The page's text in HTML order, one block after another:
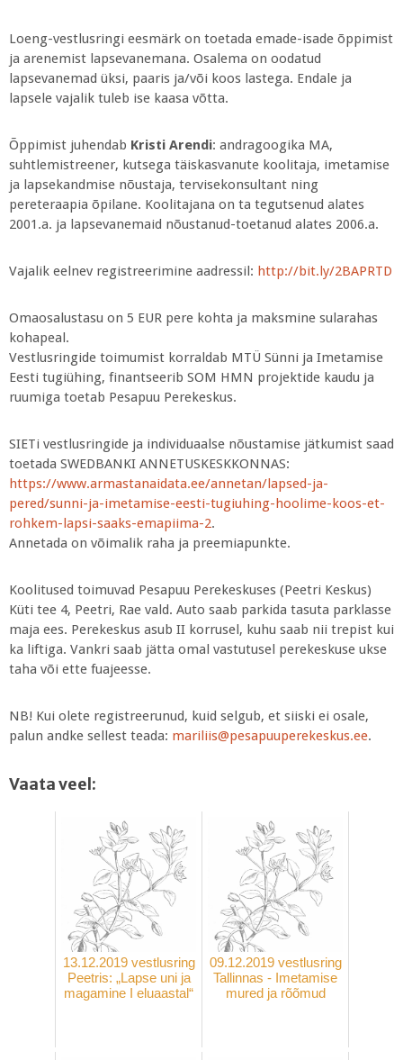
Loeng-vestlusringi eesmärk on toetada emade-isade õppimist
ja arenemist lapsevanemana. Osalema on oodatud
lapsevanemad üksi, paaris ja/või koos lastega. Endale ja
lapsele vajalik tuleb ise kaasa võtta.
Õppimist juhendab Kristi Arendi: andragoogika MA,
suhtlemistreener, kutsega täiskasvanute koolitaja, imetamise
ja lapsekandmise nõustaja, tervisekonsultant ning
pereteraapia õpilane. Koolitajana on ta tegutsenud alates
2001.a. ja lapsevanemaid nõustanud-toetanud alates 2006.a.
Vajalik eelnev registreerimine aadressil: http://bit.ly/2BAPRTD
Omaosalustasu on 5 EUR pere kohta ja maksmine sularahas
kohapeal.
Vestlusringide toimumist korraldab MTÜ Sünni ja Imetamise
Eesti tugiühing, finantseerib SOM HMN projektide kaudu ja
ruumiga toetab Pesapuu Perekeskus.
SIETi vestlusringide ja individuaalse nõustamise jätkumist saad
toetada SWEDBANKI ANNETUSKESKKONNAS:
https://www.armastanaidata.ee/annetan/lapsed-ja-
pered/sunni-ja-imetamise-eesti-tugiuhing-hoolime-koos-et-
rohkem-lapsi-saaks-emapiima-2.
Annetada on võimalik raha ja preemiapunkte.
Koolitused toimuvad Pesapuu Perekeskuses (Peetri Keskus)
Küti tee 4, Peetri, Rae vald. Auto saab parkida tasuta parklasse
maja ees. Perekeskus asub II korrusel, kuhu saab nii trepist kui
ka liftiga. Vankri saab jätta omal vastutusel perekeskuse ukse
taha või ette fuajeesse.
NB! Kui olete registreerunud, kuid selgub, et siiski ei osale,
palun andke sellest teada: mariliis@pesapuuperekeskus.ee.
Vaata veel:
13.12.2019 vestlusring
Peetris: „Lapse uni ja
magamine I eluaastal“
09.12.2019 vestlusring
Tallinnas - Imetamise
mured ja rõõmud